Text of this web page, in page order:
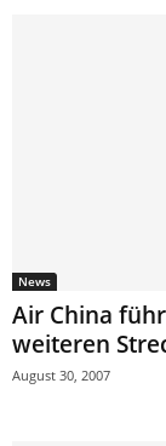
News
Air China
weiteren
August 30, 2007